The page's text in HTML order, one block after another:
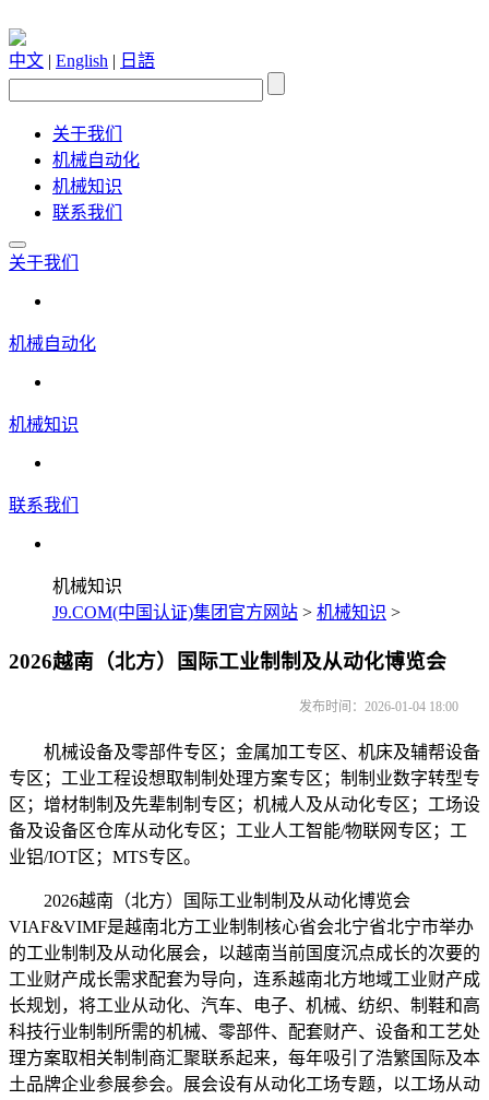
中文 | English | 日語
关于我们
机械自动化
机械知识
联系我们
关于我们
机械自动化
机械知识
联系我们
机械知识
J9.COM(中国认证)集团官方网站 > 机械知识 >
2026越南（北方）国际工业制制及从动化博览会
发布时间：2026-01-04 18:00
机械设备及零部件专区；金属加工专区、机床及辅帮设备
专区；工业工程设想取制制处理方案专区；制制业数字转型专
区；增材制制及先辈制制专区；机械人及从动化专区；工场设
备及设备区仓库从动化专区；工业人工智能/物联网专区；工
业铝/IOT区；MTS专区。
2026越南（北方）国际工业制制及从动化博览会
VIAF&VIMF是越南北方工业制制核心省会北宁省北宁市举办
的工业制制及从动化展会，以越南当前国度沉点成长的次要的
工业财产成长需求配套为导向，连系越南北方地域工业财产成
长规划，将工业从动化、汽车、电子、机械、纺织、制鞋和高
科技行业制制所需的机械、零部件、配套财产、设备和工艺处
理方案取相关制制商汇聚联系起来，每年吸引了浩繁国际及本
土品牌企业参展参会。展会设有从动化工场专题，以工场从动